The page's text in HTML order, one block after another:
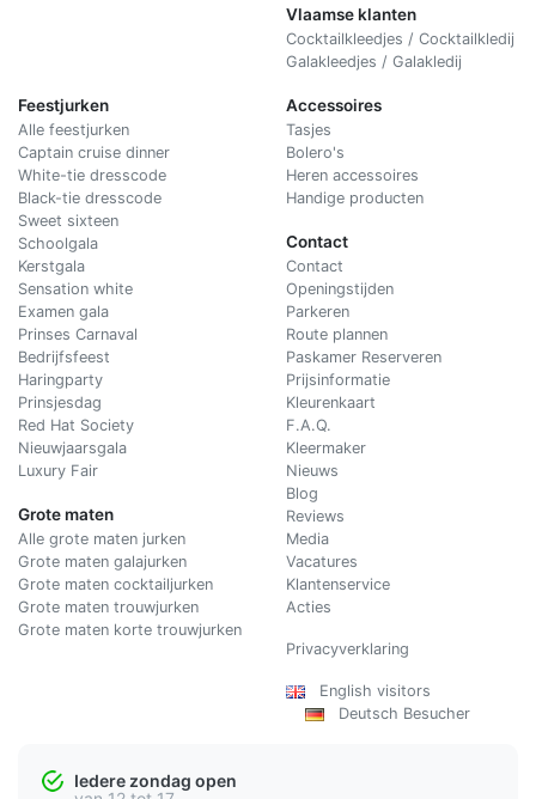
Vlaamse klanten
Cocktailkleedjes / Cocktailkledij
Galakleedjes / Galakledij
Feestjurken
Alle feestjurken
Captain cruise dinner
White-tie dresscode
Black-tie dresscode
Sweet sixteen
Schoolgala
Kerstgala
Sensation white
Examen gala
Prinses Carnaval
Bedrijfsfeest
Haringparty
Prinsjesdag
Red Hat Society
Nieuwjaarsgala
Luxury Fair
Grote maten
Alle grote maten jurken
Grote maten galajurken
Grote maten cocktailjurken
Grote maten trouwjurken
Grote maten korte trouwjurken
Accessoires
Tasjes
Bolero's
Heren accessoires
Handige producten
Contact
Contact
Openingstijden
Parkeren
Route plannen
Paskamer Reserveren
Prijsinformatie
Kleurenkaart
F.A.Q.
Kleermaker
Nieuws
Blog
Reviews
Media
Vacatures
Klantenservice
Acties
Privacyverklaring
English visitors
Deutsch Besucher
Iedere zondag open